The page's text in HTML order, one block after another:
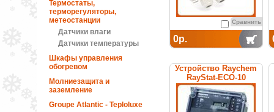
Термостаты,
терморегуляторы,
метеостанции
Датчики влаги
Датчики температуры
Шкафы управления
обогревом
Молниезащита и
заземление
Groupe Atlantic - Teploluxe
Сравнить
0р.
Устройство Raychem
RayStat-ECO-10
управления